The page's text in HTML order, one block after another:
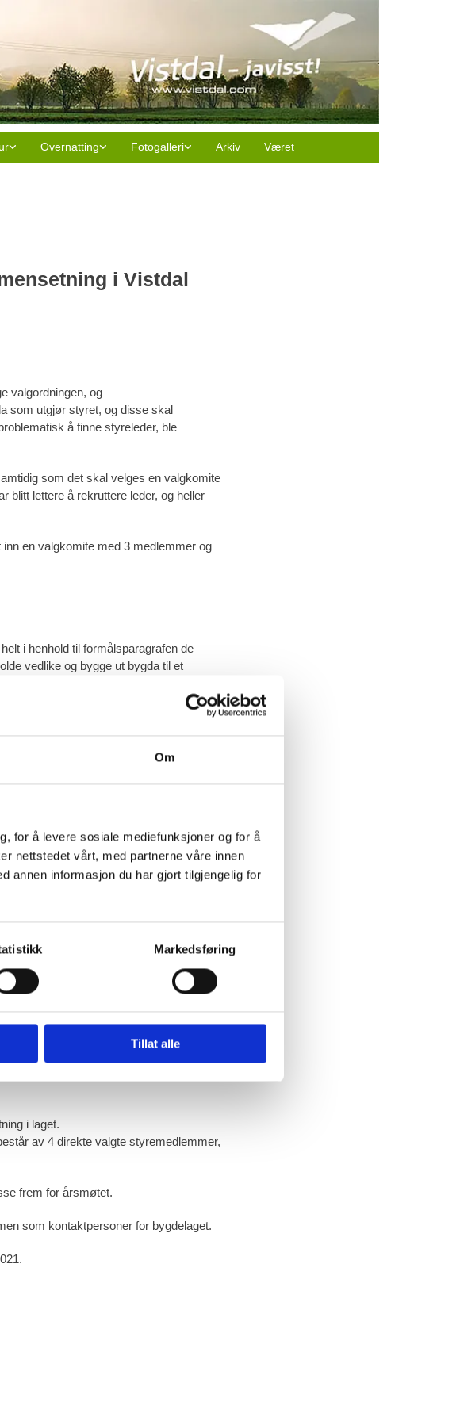
Om
for å levere sosiale mediefunksjoner og for å
nettstedet vårt, med partnerne våre innen
annen informasjon du har gjort tilgjengelig for
Markedsføring
Tillat alle
Overnatting Fotogalleri Arkiv Været
i Vistdal
valgordningen, og
som utgjør styret, og disse skal
å finne styreleder, ble
som det skal velges en valgkomite
blitt lettere å rekruttere leder, og heller
en valgkomite med 3 medlemmer og
i henhold til formålsparagrafen de
vedlike og bygge ut bygda til et
fokusere moe mer på vedlikehold og
bygdelag kan få mange viktige og
til å utvikle bygda og bidra til at
boligbygging, sosiale tiltak, etc. En
at styret reduseres til 4 personer
til årsmøtet.
eller andre saker hvor det er
trolig lettere å finne 4 motiverte
i laget.
av 4 direkte valgte styremedlemmer,
frem for årsmøtet.
som kontaktpersoner for bygdelaget.